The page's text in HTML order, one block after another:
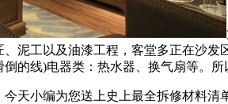
泥工以及油漆工程，客堂多正在沙
的线)电器类：热水器、换气扇等。
小编为您送上史上最全拆修材料清